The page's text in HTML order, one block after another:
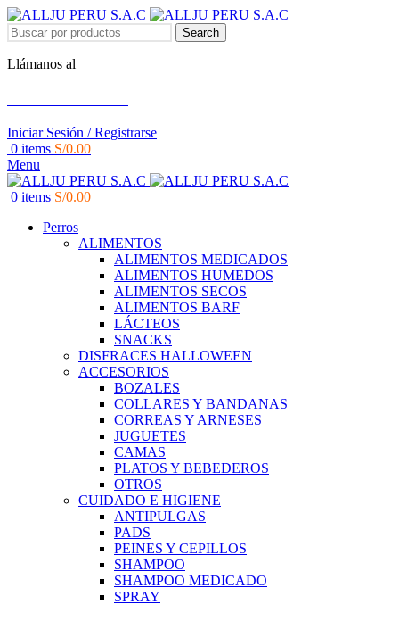
Search
Llámanos al
Iniciar Sesión / Registrarse
0 items S/0.00
Menu
0 items S/0.00
Perros
ALIMENTOS
ALIMENTOS MEDICADOS
ALIMENTOS HUMEDOS
ALIMENTOS SECOS
ALIMENTOS BARF
LÁCTEOS
SNACKS
DISFRACES HALLOWEEN
ACCESORIOS
BOZALES
COLLARES Y BANDANAS
CORREAS Y ARNESES
JUGUETES
CAMAS
PLATOS Y BEBEDEROS
OTROS
CUIDADO E HIGIENE
ANTIPULGAS
PADS
PEINES Y CEPILLOS
SHAMPOO
SHAMPOO MEDICADO
SPRAY